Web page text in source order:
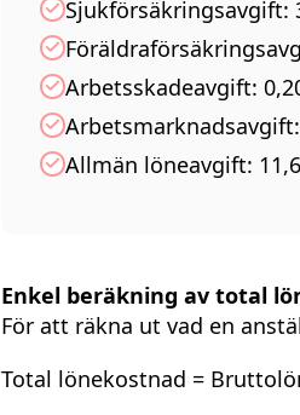
Sjukförsäkringsavgift:
Arbetsskadeavgift:
Allmän löneavgift:
Enkel beräkning av total
För att räkna ut vad en
Total lönekostnad =